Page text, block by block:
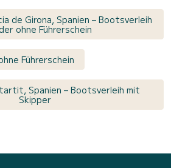
de Girona, Spanien – Bootsverleih
ohne Führerschein
Führerschein
Spanien – Bootsverleih mit
Skipper